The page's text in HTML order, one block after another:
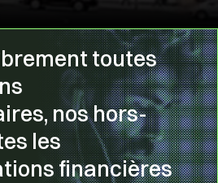
toutes
nos hors-
les
financières